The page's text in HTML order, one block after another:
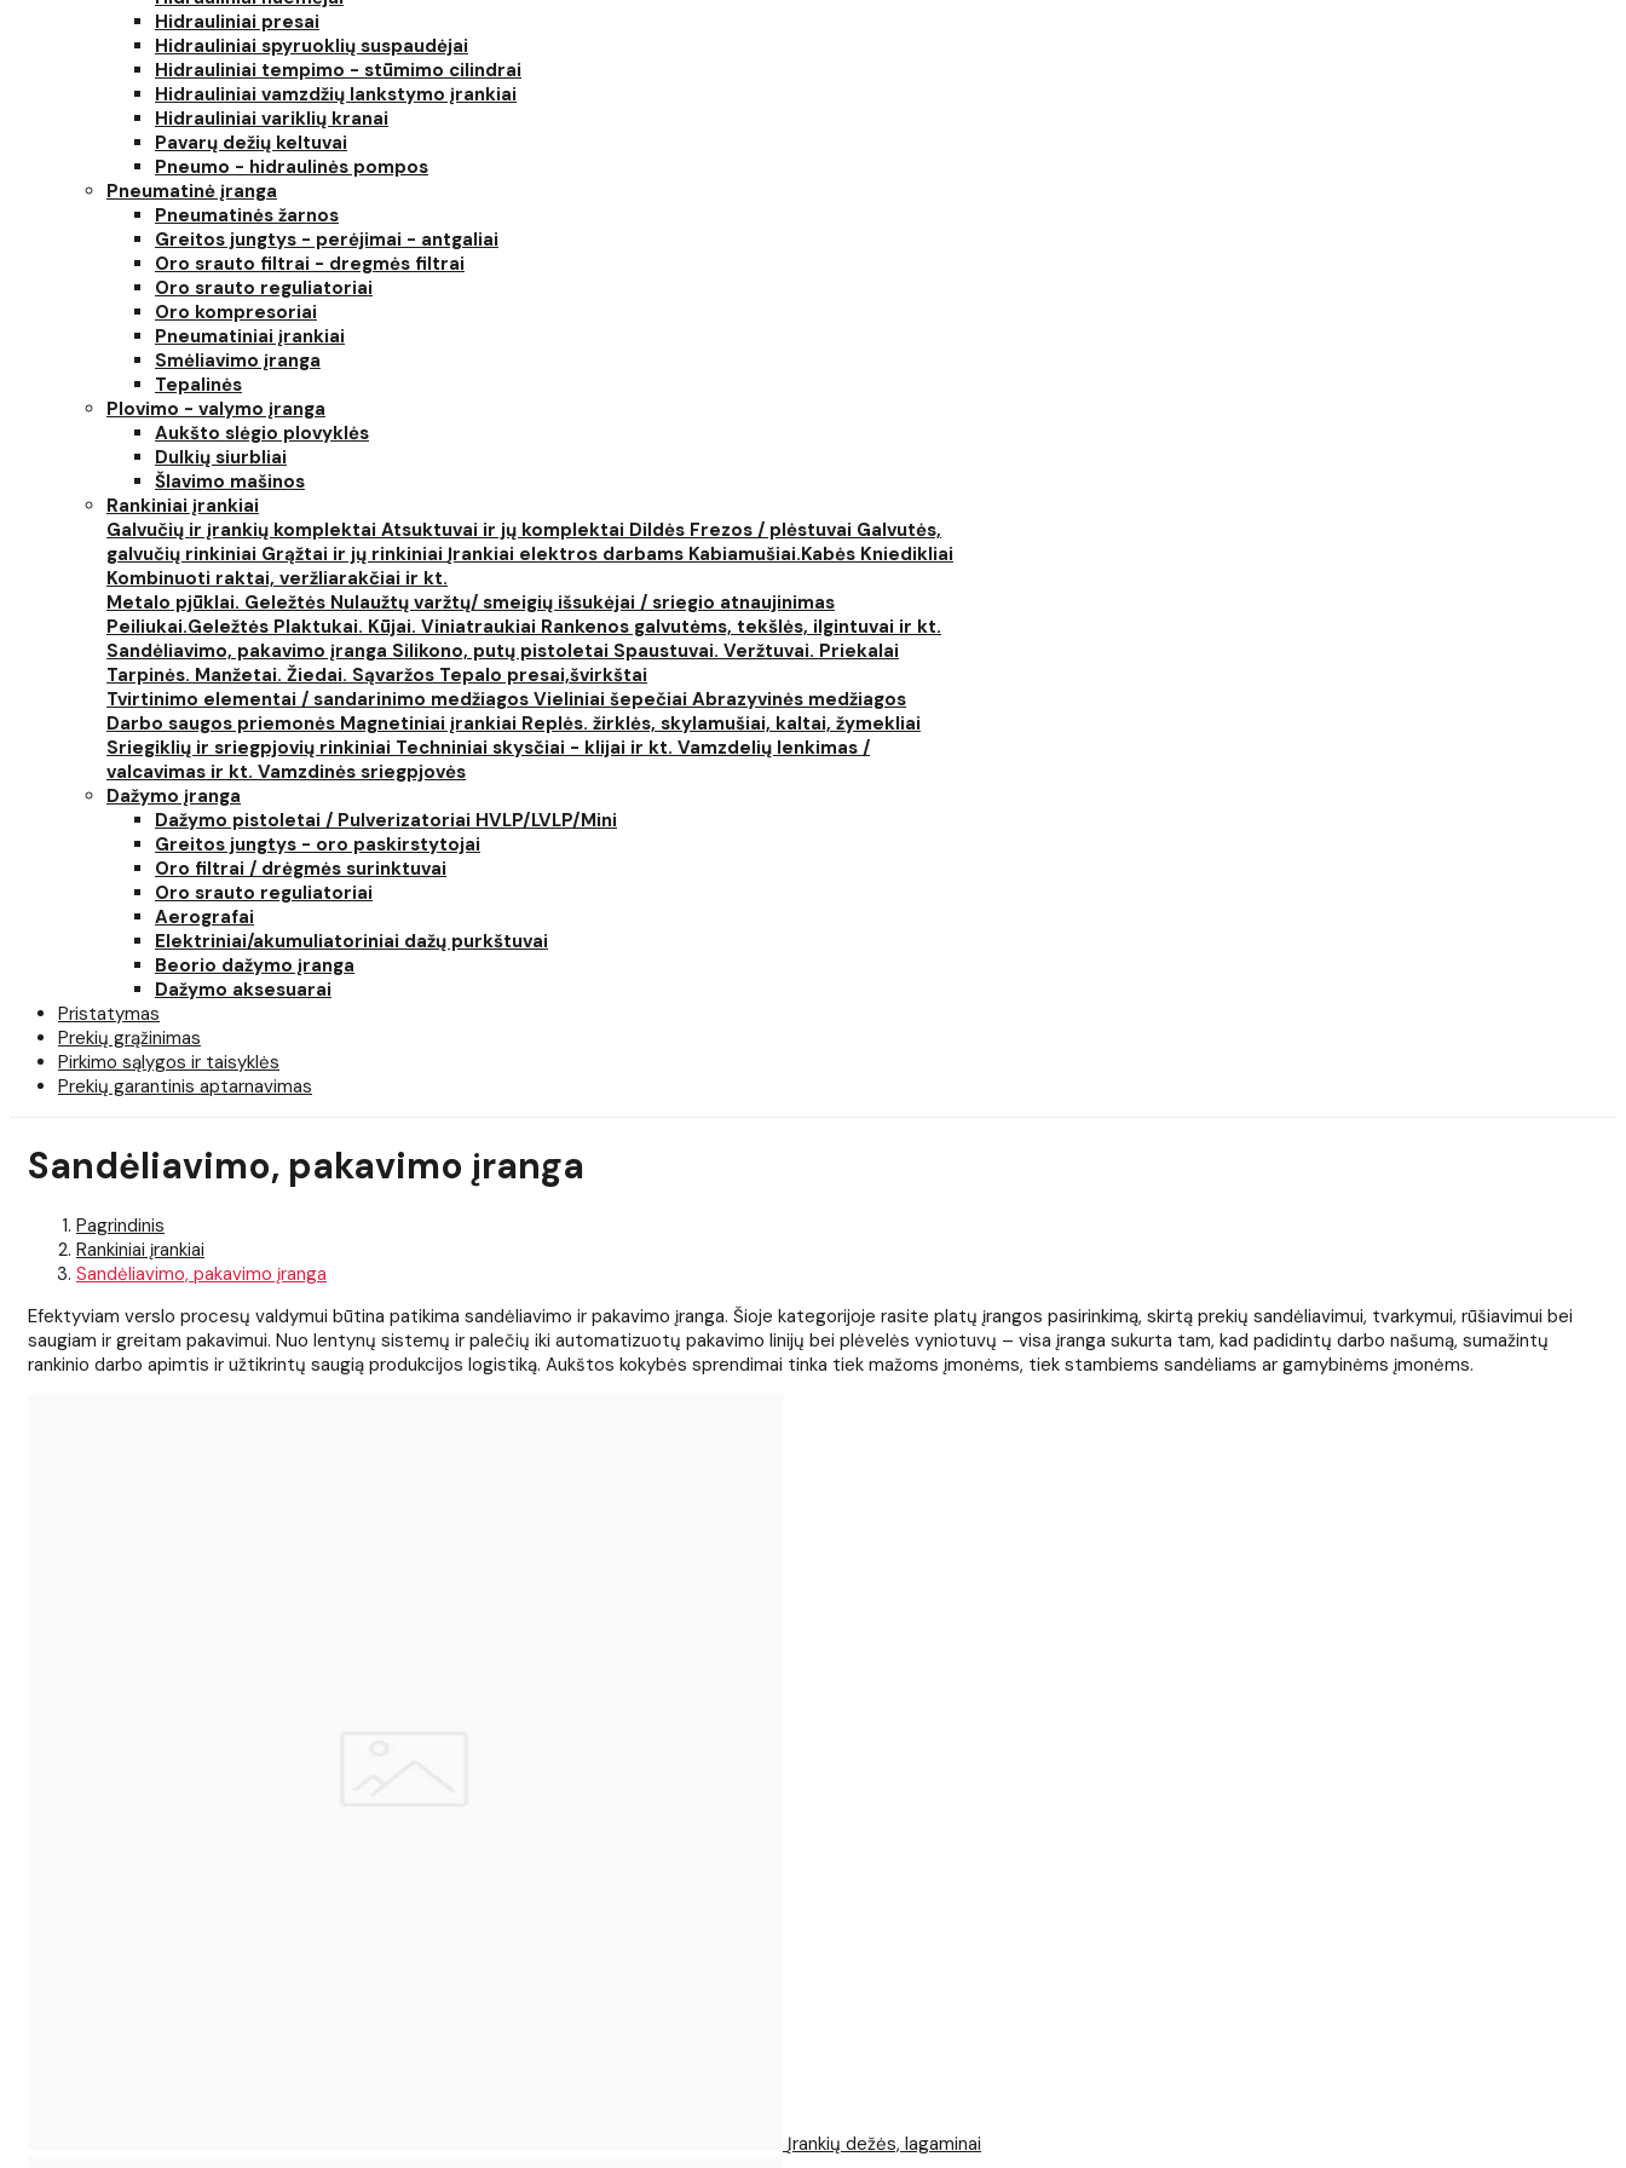
Hidrauliniai presai
Hidrauliniai spyruoklių suspaudėjai
Hidrauliniai tempimo - stūmimo cilindrai
Hidrauliniai vamzdžių lankstymo įrankiai
Hidrauliniai variklių kranai
Pavarų dežių keltuvai
Pneumo - hidraulinės pompos
Pneumatinė įranga
Pneumatinės žarnos
Greitos jungtys - perėjimai - antgaliai
Oro srauto filtrai - dregmės filtrai
Oro srauto reguliatoriai
Oro kompresoriai
Pneumatiniai įrankiai
Smėliavimo įranga
Tepalinės
Plovimo - valymo įranga
Aukšto slėgio plovyklės
Dulkių siurbliai
Šlavimo mašinos
Rankiniai įrankiai
Galvučių ir įrankių komplektai Atsuktuvai ir jų komplektai Dildės Frezos / plėstuvai Galvutės,
galvučių rinkiniai Grąžtai ir jų rinkiniai Įrankiai elektros darbams Kabiamušiai.Kabės Kniedikliai
Kombinuoti raktai, veržliarakčiai ir kt.
Metalo pjūklai. Geležtės Nulaužtų varžtų/ smeigių išsukėjai / sriegio atnaujinimas
Peiliukai.Geležtės Plaktukai. Kūjai. Viniatraukiai Rankenos galvutėms, tekšlės, ilgintuvai ir kt.
Sandėliavimo, pakavimo įranga Silikono, putų pistoletai Spaustuvai. Veržtuvai. Priekalai
Tarpinės. Manžetai. Žiedai. Sąvaržos Tepalo presai,švirkštai
Tvirtinimo elementai / sandarinimo medžiagos Vieliniai šepečiai Abrazyvinės medžiagos
Darbo saugos priemonės Magnetiniai įrankiai Replės. žirklės, skylamušiai, kaltai, žymekliai
Sriegiklių ir sriegpjovių rinkiniai Techniniai skysčiai - klijai ir kt. Vamzdelių lenkimas /
valcavimas ir kt. Vamzdinės sriegpjovės
Dažymo įranga
Dažymo pistoletai / Pulverizatoriai HVLP/LVLP/Mini
Greitos jungtys - oro paskirstytojai
Oro filtrai / drėgmės surinktuvai
Oro srauto reguliatoriai
Aerografai
Elektriniai/akumuliatoriniai dažų purkštuvai
Beorio dažymo įranga
Dažymo aksesuarai
Pristatymas
Prekių grąžinimas
Pirkimo sąlygos ir taisyklės
Prekių garantinis aptarnavimas
Sandėliavimo, pakavimo įranga
Pagrindinis
Rankiniai įrankiai
Sandėliavimo, pakavimo įranga
Efektyviam verslo procesų valdymui būtina patikima sandėliavimo ir pakavimo įranga. Šioje kategorijoje rasite platų įrangos pasirinkimą, skirtą prekių sandėliavimui, tvarkymui, rūšiavimui bei
saugiam ir greitam pakavimui. Nuo lentynų sistemų ir palečių iki automatizuotų pakavimo linijų bei plėvelės vyniotuvų – visa įranga sukurta tam, kad padidintų darbo našumą, sumažintų
rankinio darbo apimtis ir užtikrintų saugią produkcijos logistiką. Aukštos kokybės sprendimai tinka tiek mažoms įmonėms, tiek stambiems sandėliams ar gamybinėms įmonėms.
Įrankių dežės, lagaminai